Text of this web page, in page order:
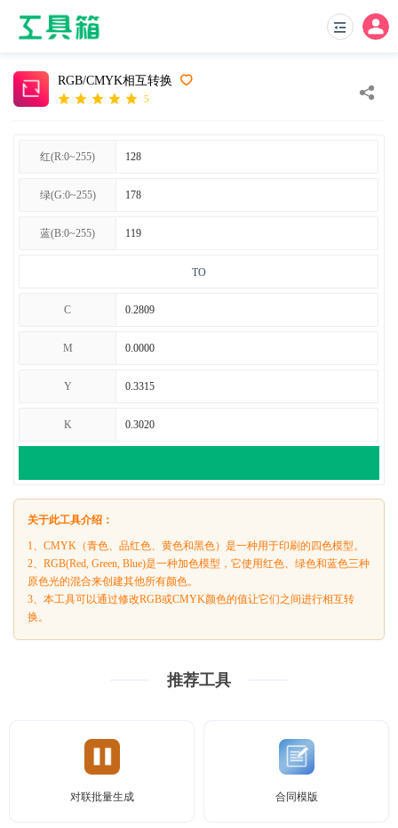
RGB/CMYK相互转换
5
红(R:0~255)
绿(G:0~255)
蓝(B:0~255)
TO
C
M
Y
K
关于此工具介绍：
1、CMYK（青色、品红色、黄色和黑色）是一种用于印刷的四色模型。
2、RGB(Red, Green, Blue)是一种加色模型，它使用红色、绿色和蓝色三种
原色光的混合来创建其他所有颜色。
3、本工具可以通过修改RGB或CMYK颜色的值让它们之间进行相互转
换。
推荐工具
对联批量生成 合同模版